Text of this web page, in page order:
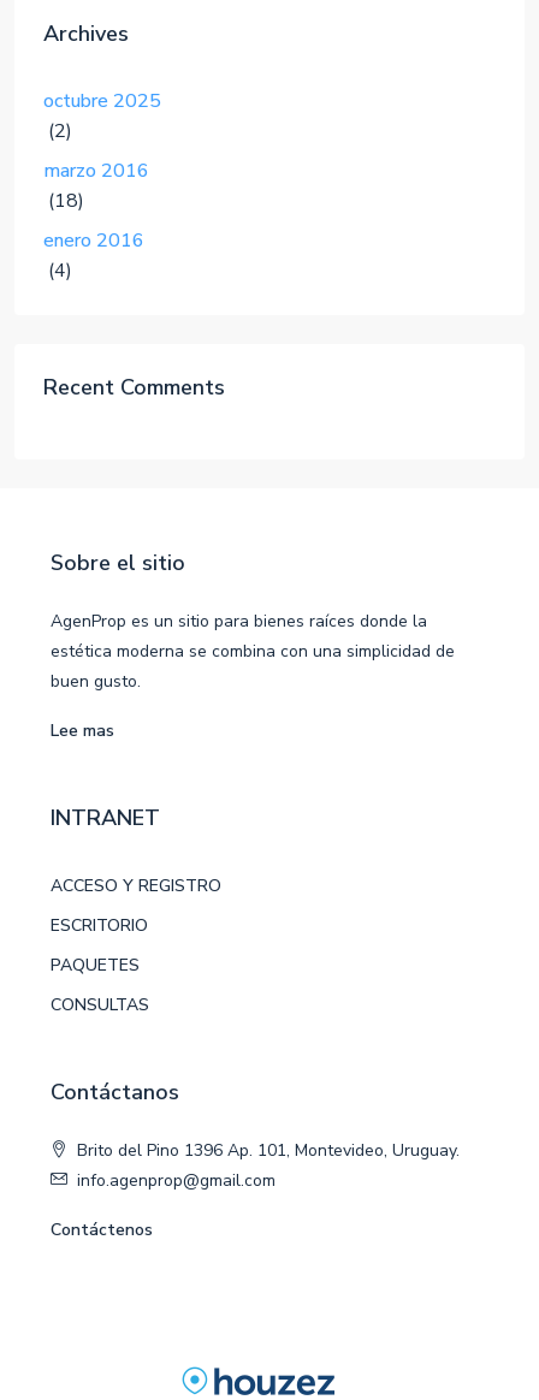
Archives
octubre 2025
(2)
marzo 2016
(18)
enero 2016
(4)
Recent Comments
Sobre el sitio
AgenProp es un sitio para bienes raíces donde la
estética moderna se combina con una simplicidad de
buen gusto.
Lee mas
INTRANET
ACCESO Y REGISTRO
ESCRITORIO
PAQUETES
CONSULTAS
Contáctanos
Brito del Pino 1396 Ap. 101, Montevideo, Uruguay.
info.agenprop@gmail.com
Contáctenos